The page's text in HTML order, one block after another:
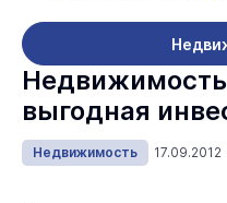
выгодная
Недвижимость 17.09.2012